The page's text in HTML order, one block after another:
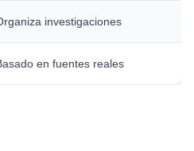
investigaciones
en fuentes reales